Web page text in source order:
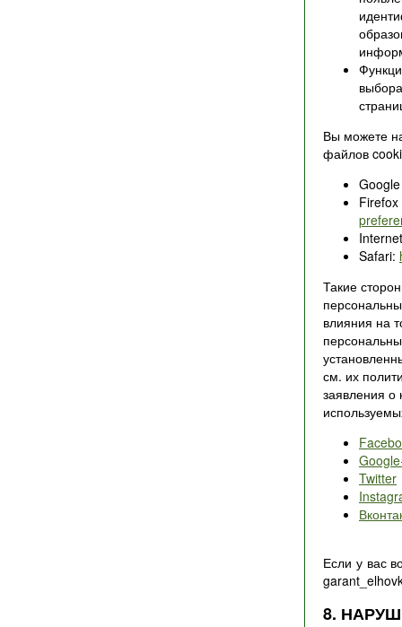
Вы можете
файлов
Firefox
Safari:
Такие
влияния на
см. их
заявления о
Twitter
Если у вас
8.